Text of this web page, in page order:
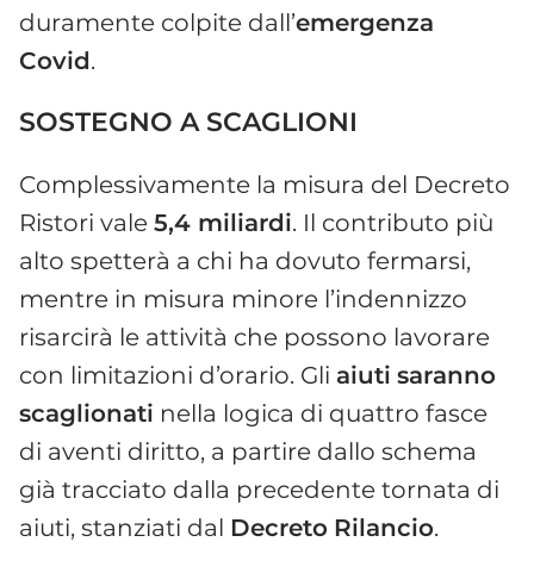
duramente colpite dall’emergenza
Covid.
SOSTEGNO A SCAGLIONI
Complessivamente la misura del Decreto
Ristori vale 5,4 miliardi. Il contributo più
alto spetterà a chi ha dovuto fermarsi,
mentre in misura minore l’indennizzo
risarcirà le attività che possono lavorare
con limitazioni d’orario. Gli aiuti saranno
scaglionati nella logica di quattro fasce
di aventi diritto, a partire dallo schema
già tracciato dalla precedente tornata di
aiuti, stanziati dal Decreto Rilancio.